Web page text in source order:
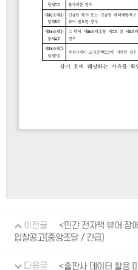
이전글
<민간 전자책 뷰어 장
입찰공고(중앙조달 / 긴급)
다음글 <출판사 데이터 활용